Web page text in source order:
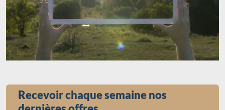
Recevoir chaque semaine nos